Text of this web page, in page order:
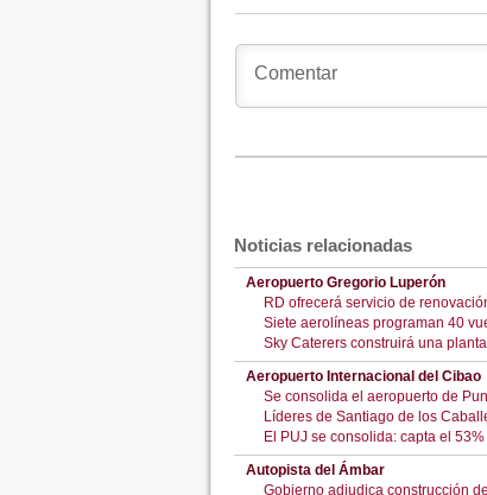
Noticias relacionadas
Aeropuerto Gregorio Luperón
RD ofrecerá servicio de
Siete aerolíneas programan 40
Sky Caterers construirá una
Aeropuerto Internacional del Cibao
Se consolida el aeropuerto de
Líderes de Santiago de los
El PUJ se consolida: capta el
Autopista del Ámbar
Gobierno adjudica construcción